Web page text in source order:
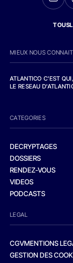
MIEUX NOUS
ATLANTICO C'EST
LE RESEAU
CATEGORIES
DECRYPTAGES
DOSSIERS
RENDEZ-VOUS
VIDEOS
PODCASTS
LEGAL
CGVMENTIONS
GESTION DES